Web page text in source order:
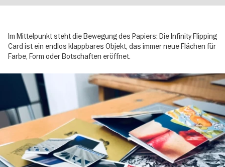
Im Mittelpunkt steht die Bewegung des Papiers: Die Infinity Flipping
Card ist ein endlos klappbares Objekt, das immer neue Flächen für
Farbe, Form oder Botschaften eröffnet.